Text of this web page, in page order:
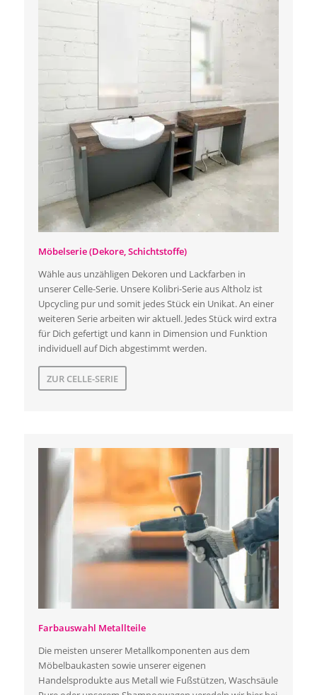
Möbelserie (Dekore, Schichtstoffe)
Wähle aus unzähligen Dekoren und Lackfarben in
unserer Celle-Serie. Unsere Kolibri-Serie aus Altholz ist
Upcycling pur und somit jedes Stück ein Unikat. An einer
weiteren Serie arbeiten wir aktuell. Jedes Stück wird extra
für Dich gefertigt und kann in Dimension und Funktion
individuell auf Dich abgestimmt werden.
ZUR CELLE-SERIE
Farbauswahl Metallteile
Die meisten unserer Metallkomponenten aus dem
Möbelbaukasten sowie unserer eigenen
Handelsprodukte aus Metall wie Fußstützen, Waschsäule